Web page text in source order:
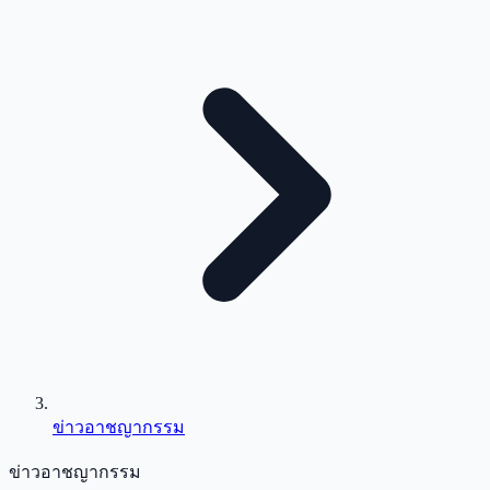
ข่าวอาชญากรรม
ข่าวอาชญากรรม